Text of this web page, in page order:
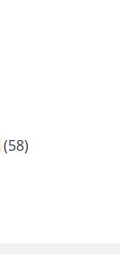
(58)